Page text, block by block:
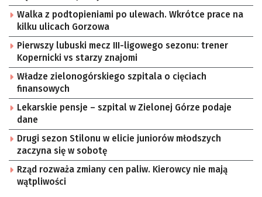
Walka z podtopieniami po ulewach. Wkrótce prace na
kilku ulicach Gorzowa
Pierwszy lubuski mecz III-ligowego sezonu: trener
Kopernicki vs starzy znajomi
Władze zielonogórskiego szpitala o cięciach
finansowych
Lekarskie pensje – szpital w Zielonej Górze podaje
dane
Drugi sezon Stilonu w elicie juniorów młodszych
zaczyna się w sobotę
Rząd rozważa zmiany cen paliw. Kierowcy nie mają
wątpliwości